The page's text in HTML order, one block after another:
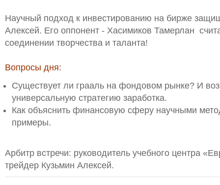
Научный подход к инвестированию на бирже
Алексей. Его оппонент - Хасимиков Тамерлан
соединении творчества и таланта!
Вопросы дня:
Существует ли грааль на фондовом рынке? И
универсальную стратегию заработка.
Как объяснить финансовую сферу научными
примеры.
Арбитр встречи: руководитель учебного центра
трейдер Кузьмин Алексей.